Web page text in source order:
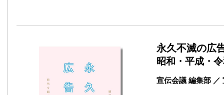
永久不滅の広
昭和・平成・
宣伝会議 編集部 ／